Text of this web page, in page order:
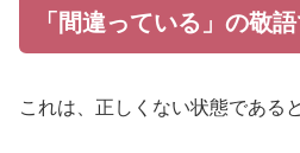
「間違っている」の敬
これは、正しくない状態である